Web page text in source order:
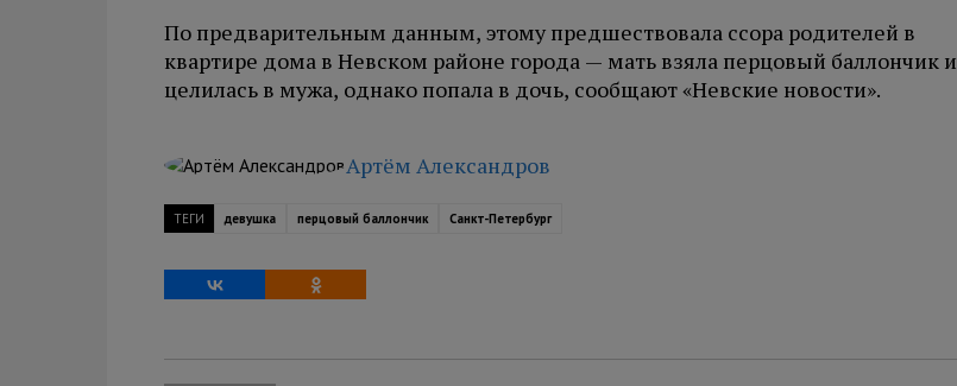
По предварительным данным, этому предшествовала ссора родителей в
квартире дома в Невском районе города — мать взяла перцовый баллончик и
целилась в мужа, однако попала в дочь, сообщают «Невские новости».
Артём Александров
ТЕГИ девушка перцовый баллончик Санкт-Петербург